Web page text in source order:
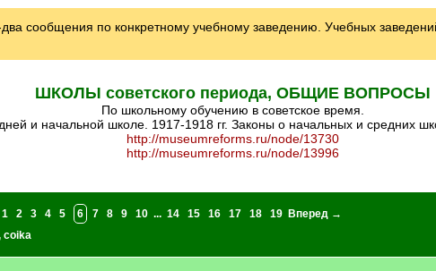
сообщения по конкретному учебному заведению. Учебных
ШКОЛЫ советского периода, ОБЩИЕ ВОПРОСЫ
по школьному обучению в советское время.
и начальной школе. 1917-1918 гг. Законы о начальных и средних
http://museumreforms.ru/node/13730
http://museumreforms.ru/node/13996
1 2 3 4 5 6 7 8 9 10 ... 14 15 16 17 18 19
Вперед →
coika